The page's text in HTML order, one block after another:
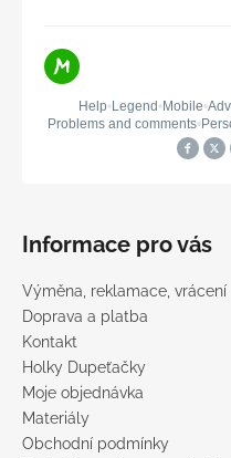
Informace pro vás
Výměna, reklamace, vrácení
Doprava a platba
Kontakt
Holky Dupeťačky
Moje objednávka
Materiály
Obchodní podmínky